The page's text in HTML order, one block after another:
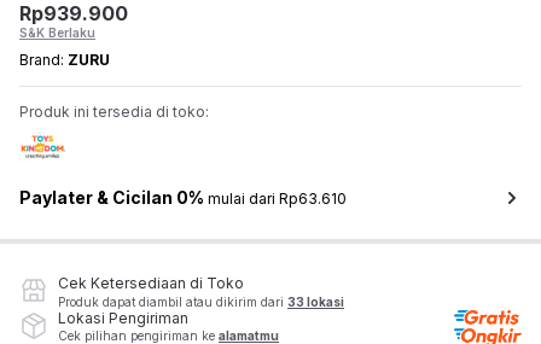
Rp939.900
S&K Berlaku
Brand: ZURU
Produk ini tersedia di toko:
Paylater & Cicilan 0% mulai dari Rp63.610
Cek Ketersediaan di Toko
Produk dapat diambil atau dikirim dari 33 lokasi
Lokasi Pengiriman
Cek pilihan pengiriman ke alamatmu